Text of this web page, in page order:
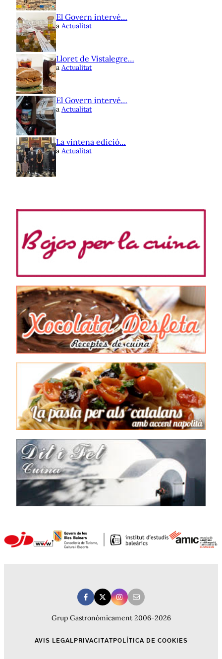
El Govern intervé…
a Actualitat
Lloret de Vistalegre…
a Actualitat
El Govern intervé…
a Actualitat
La vintena edició…
a Actualitat
Grup Gastronòmicament 2006-2026
AVIS LEGAL PRIVACITAT POLÍTICA DE COOKIES